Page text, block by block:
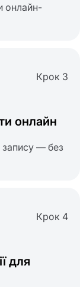
онлайн-
Крок 3
онлайн
— без
Крок 4
для